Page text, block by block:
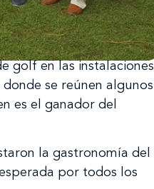
golf en las instalaciones
se reúnen algunos
es el ganador del
la gastronomía del
por todos los